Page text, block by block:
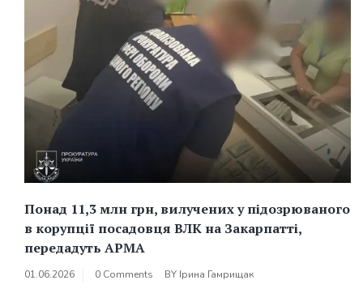
Понад 11,3 млн грн, вилучених у підозрюваного
в корупції посадовця ВЛК на Закарпатті,
передадуть АРМА
01.06.2026 0 Comments BY Ірина Гамрищак